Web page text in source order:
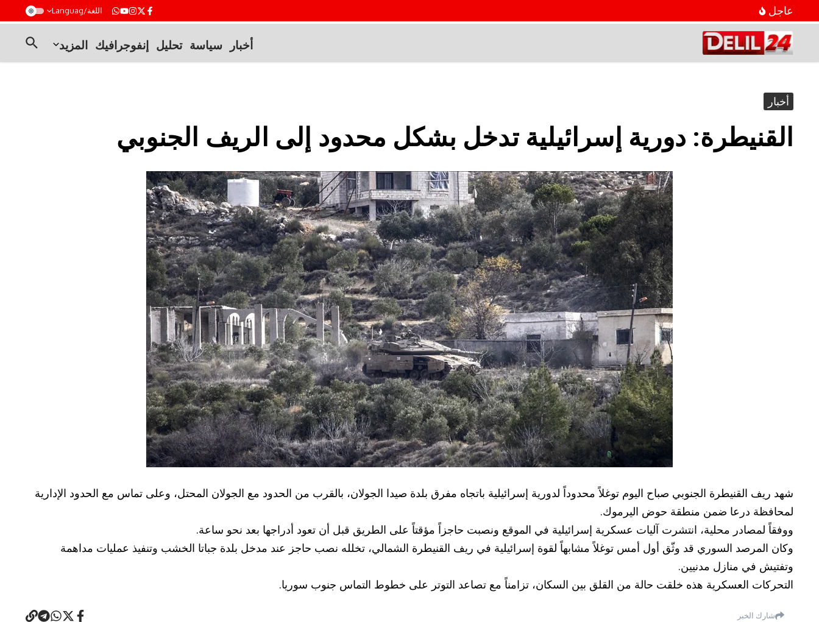
عاجل اللغة/Languag
أخبار سياسة تحليل إنفوجرافيك المزيد
أخبار
القنيطرة: دورية إسرائيلية تدخل بشكل محدود إلى الريف الجنوبي
شهد ريف القنيطرة الجنوبي صباح اليوم توغلاً محدوداً لدورية إسرائيلية باتجاه مفرق بلدة صيدا الجولان، بالقرب من الحدود مع الجولان المحتل، وعلى تماس مع الحدود الإدارية
لمحافظة درعا ضمن منطقة حوض اليرموك.
ووفقاً لمصادر محلية، انتشرت آليات عسكرية إسرائيلية في الموقع ونصبت حاجزاً مؤقتاً على الطريق قبل أن تعود أدراجها بعد نحو ساعة.
وكان المرصد السوري قد وثّق أول أمس توغلاً مشابهاً لقوة إسرائيلية في ريف القنيطرة الشمالي، تخلله نصب حاجز عند مدخل بلدة جباتا الخشب وتنفيذ عمليات مداهمة
وتفتيش في منازل مدنيين.
التحركات العسكرية هذه خلقت حالة من القلق بين السكان، تزامناً مع تصاعد التوتر على خطوط التماس جنوب سوريا.
شارك الخبر